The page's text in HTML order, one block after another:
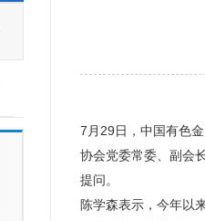
7月29日，中国有色
协会党委常委、副会
提问。
陈学森表示，今年以